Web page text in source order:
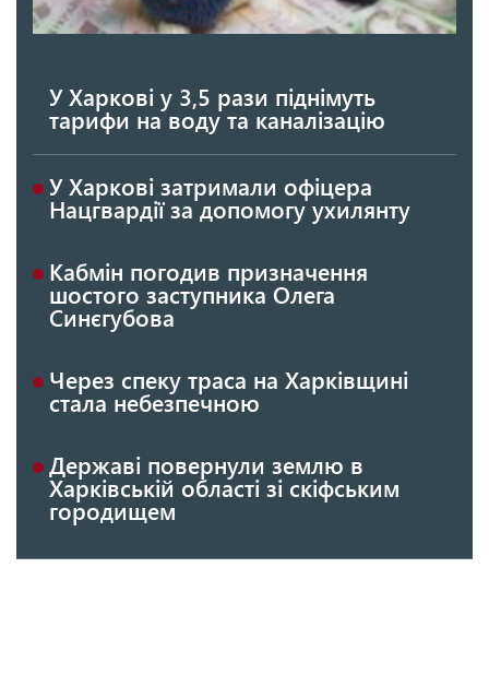
У Харкові у 3,5 рази піднімуть
тарифи на воду та каналізацію
У Харкові затримали офіцера
Нацгвардії за допомогу ухилянту
Кабмін погодив призначення
шостого заступника Олега
Синєгубова
Через спеку траса на Харківщині
стала небезпечною
Державі повернули землю в
Харківській області зі скіфським
городищем